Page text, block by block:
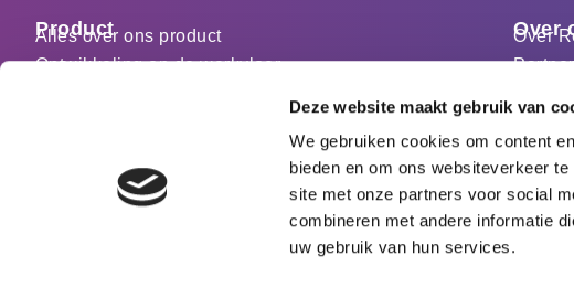
Deze website maakt gebruik van
We gebruiken cookies om content
bieden en om ons websiteverkeer
site met onze partners voor social
combineren met andere informatie
uw gebruik van hun services.
Product
Alles over ons product
Ontwikkeling op de werkvloer
Toepassingen
Reconcept voor basisartsen
Over
Over
Agenda